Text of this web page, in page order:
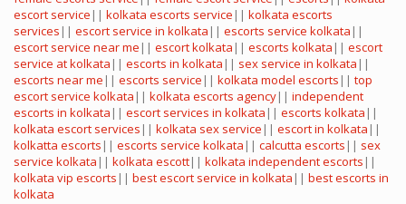
escort service || kolkata escorts service || kolkata escorts
services || escort service in kolkata || escorts service kolkata ||
escort service near me || escort kolkata || escorts kolkata || escort
service at kolkata || escorts in kolkata || sex service in kolkata ||
escorts near me || escorts service || kolkata model escorts || top
escort service kolkata || kolkata escorts agency|| independent
escorts in kolkata || escort services in kolkata || escorts kolkata ||
kolkata escort services || kolkata sex service || escort in kolkata ||
kolkatta escorts || escorts service kolkata || calcutta escorts || sex
service kolkata || kolkata escott|| kolkata independent escorts ||
kolkata vip escorts || best escort service in kolkata || best escorts in
kolkata